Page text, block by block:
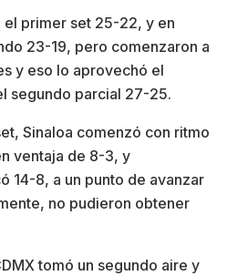
el primer set 25-22, y en
23-19, pero comenzaron a
y eso lo aprovechó el
segundo parcial 27-25.
Sinaloa comenzó con ritmo
ventaja de 8-3, y
14-8, a un punto de avanzar
no pudieron obtener
tomó un segundo aire y